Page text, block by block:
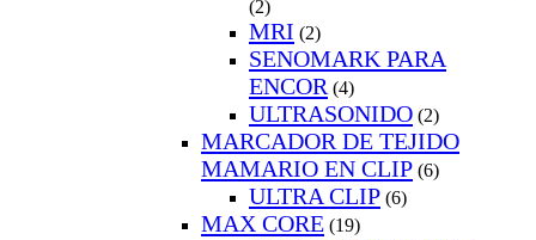
(2)
MRI (2)
SENOMARK PARA
ENCOR (4)
ULTRASONIDO (2)
MARCADOR DE TEJIDO
MAMARIO EN CLIP (6)
ULTRA CLIP (6)
MAX CORE (19)